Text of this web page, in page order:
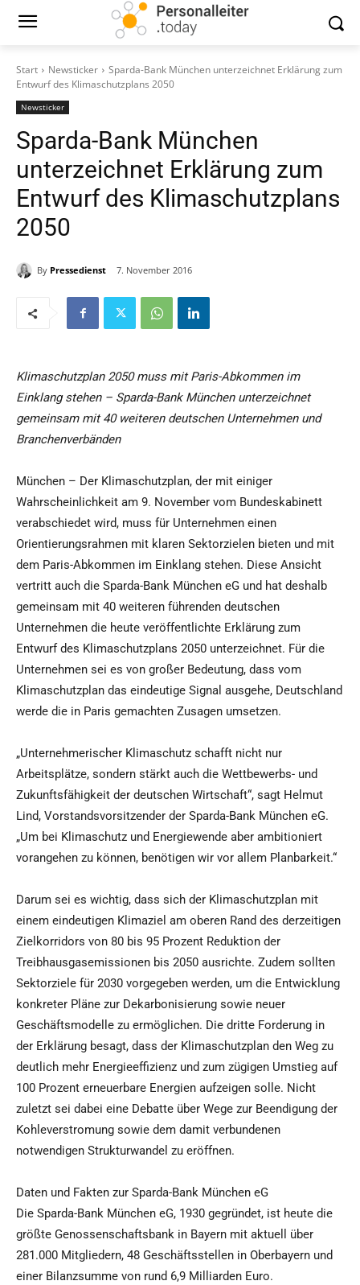
Start Newsticker
Sparda-Bank München unterzeichnet Erklärung zum
Entwurf des Klimaschutzplans 2050
Newsticker
Sparda-Bank München
unterzeichnet Erklärung zum
Entwurf des Klimaschutzplans
2050
By Pressedienst 7. November 2016
Klimaschutzplan 2050 muss mit Paris-Abkommen im
Einklang stehen – Sparda-Bank München unterzeichnet
gemeinsam mit 40 weiteren deutschen Unternehmen und
Branchenverbänden
München – Der Klimaschutzplan, der mit einiger
Wahrscheinlichkeit am 9. November vom Bundeskabinett
verabschiedet wird, muss für Unternehmen einen
Orientierungsrahmen mit klaren Sektorzielen bieten und mit
dem Paris-Abkommen im Einklang stehen. Diese Ansicht
vertritt auch die Sparda-Bank München eG und hat deshalb
gemeinsam mit 40 weiteren führenden deutschen
Unternehmen die heute veröffentlichte Erklärung zum
Entwurf des Klimaschutzplans 2050 unterzeichnet. Für die
Unternehmen sei es von großer Bedeutung, dass vom
Klimaschutzplan das eindeutige Signal ausgehe, Deutschland
werde die in Paris gemachten Zusagen umsetzen.
„Unternehmerischer Klimaschutz schafft nicht nur
Arbeitsplätze, sondern stärkt auch die Wettbewerbs- und
Zukunftsfähigkeit der deutschen Wirtschaft“, sagt Helmut
Lind, Vorstandsvorsitzender der Sparda-Bank München eG.
„Um bei Klimaschutz und Energiewende aber ambitioniert
vorangehen zu können, benötigen wir vor allem Planbarkeit.“
Darum sei es wichtig, dass sich der Klimaschutzplan mit
einem eindeutigen Klimaziel am oberen Rand des derzeitigen
Zielkorridors von 80 bis 95 Prozent Reduktion der
Treibhausgasemissionen bis 2050 ausrichte. Zudem sollten
Sektorziele für 2030 vorgegeben werden, um die Entwicklung
konkreter Pläne zur Dekarbonisierung sowie neuer
Geschäftsmodelle zu ermöglichen. Die dritte Forderung in
der Erklärung besagt, dass der Klimaschutzplan den Weg zu
deutlich mehr Energieeffizienz und zum zügigen Umstieg auf
100 Prozent erneuerbare Energien aufzeigen solle. Nicht
zuletzt sei dabei eine Debatte über Wege zur Beendigung der
Kohleverstromung sowie dem damit verbundenen
notwendigen Strukturwandel zu eröffnen.
Daten und Fakten zur Sparda-Bank München eG
Die Sparda-Bank München eG, 1930 gegründet, ist heute die
größte Genossenschaftsbank in Bayern mit aktuell über
281.000 Mitgliedern, 48 Geschäftsstellen in Oberbayern und
einer Bilanzsumme von rund 6,9 Milliarden Euro.